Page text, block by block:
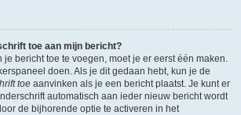
toe aan mijn bericht?
je bericht toe te voegen, moet je er eerst één maken.
doen. Als je dit gedaan hebt, kun je de
toe aanvinken als je een bericht plaatst. Je kunt er
automatisch aan ieder nieuw bericht wordt
de bijhorende optie te activeren in het